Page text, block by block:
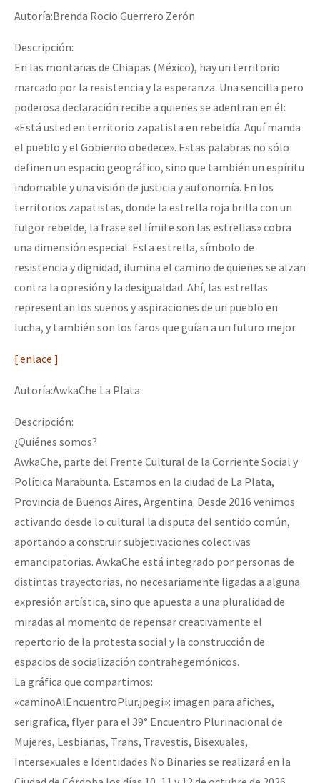
Autoría:Brenda Rocio Guerrero Zerón
Descripción:
En las montañas de Chiapas (México), hay un territorio
marcado por la resistencia y la esperanza. Una sencilla pero
poderosa declaración recibe a quienes se adentran en él:
«Está usted en territorio zapatista en rebeldía. Aquí manda
el pueblo y el Gobierno obedece». Estas palabras no sólo
definen un espacio geográfico, sino que también un espíritu
indomable y una visión de justicia y autonomía. En los
territorios zapatistas, donde la estrella roja brilla con un
fulgor rebelde, la frase «el límite son las estrellas» cobra
una dimensión especial. Esta estrella, símbolo de
resistencia y dignidad, ilumina el camino de quienes se alzan
contra la opresión y la desigualdad. Ahí, las estrellas
representan los sueños y aspiraciones de un pueblo en
lucha, y también son los faros que guían a un futuro mejor.
[ enlace ]
Autoría:AwkaChe La Plata
Descripción:
¿Quiénes somos?
AwkaChe, parte del Frente Cultural de la Corriente Social y
Política Marabunta. Estamos en la ciudad de La Plata,
Provincia de Buenos Aires, Argentina. Desde 2016 venimos
activando desde lo cultural la disputa del sentido común,
aportando a construir subjetivaciones colectivas
emancipatorias. AwkaChe está integrado por personas de
distintas trayectorias, no necesariamente ligadas a alguna
expresión artística, sino que apuesta a una pluralidad de
miradas al momento de repensar creativamente el
repertorio de la protesta social y la construcción de
espacios de socialización contrahegemónicos.
La gráfica que compartimos:
«caminoAlEncuentroPlur.jpegi»: imagen para afiches,
serigrafica, flyer para el 39° Encuentro Plurinacional de
Mujeres, Lesbianas, Trans, Travestis, Bisexuales,
Intersexuales e Identidades No Binaries se realizará en la